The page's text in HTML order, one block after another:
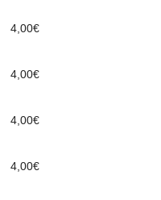
4,00€
4,00€
4,00€
4,00€